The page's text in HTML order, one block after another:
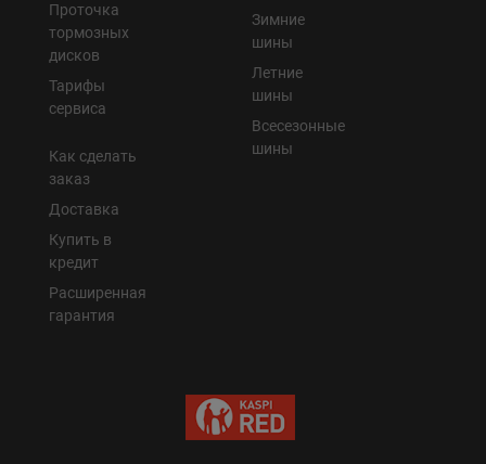
Проточка
тормозных
дисков
Тарифы
сервиса
Как сделать
заказ
Доставка
Купить в
кредит
Расширенная
гарантия
Зимние
шины
Летние
шины
Всесезонные
шины